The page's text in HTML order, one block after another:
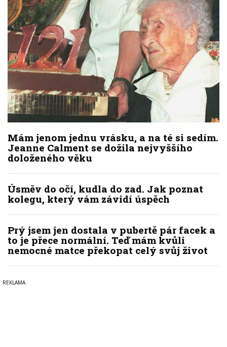
Mám jenom jednu vrásku, a na té si sedím.
Jeanne Calment se dožila nejvyššího
doloženého věku
Úsměv do očí, kudla do zad. Jak poznat
kolegu, který vám závidí úspěch
Prý jsem jen dostala v pubertě pár facek a
to je přece normální. Teď mám kvůli
nemocné matce překopat celý svůj život